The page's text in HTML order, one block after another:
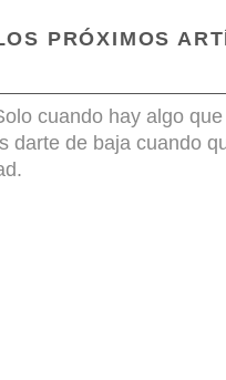
PRÓXIMOS
cuando hay algo
darte de baja cuando
.